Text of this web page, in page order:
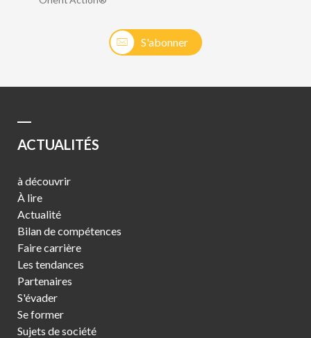
S'abonner
ACTUALITÉS
à découvrir
À lire
Actualité
Bilan de compétences
Faire carrière
Les tendances
Partenaires
S'évader
Se former
Sujets de société